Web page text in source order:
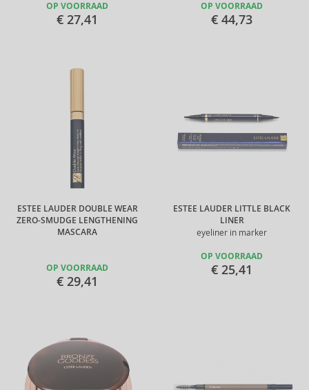
OP VOORRAAD
€ 27,41
OP VOORRAAD
€ 44,73
ESTEE LAUDER DOUBLE WEAR
ZERO-SMUDGE LENGTHENING
MASCARA
OP VOORRAAD
€ 29,41
ESTEE LAUDER LITTLE BLACK
LINER
eyeliner in marker
OP VOORRAAD
€ 25,41